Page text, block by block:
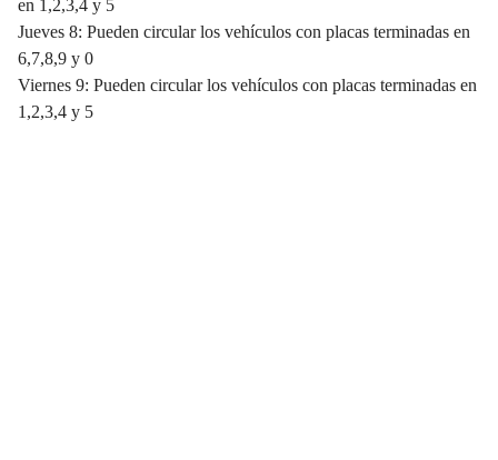
en 1,2,3,4 y 5
Jueves 8: Pueden circular los vehículos con placas terminadas en
6,7,8,9 y 0
Viernes 9: Pueden circular los vehículos con placas terminadas en
1,2,3,4 y 5